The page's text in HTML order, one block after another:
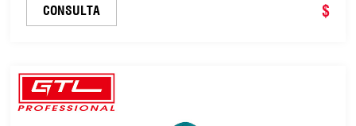
herramienta industrial para bricolaje (WS026)
CONSULTA $